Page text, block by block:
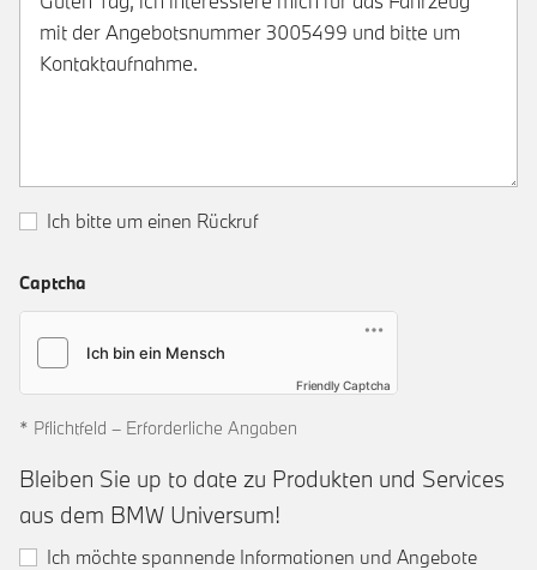
Ich bitte um einen Rückruf
Captcha
Friendly Captcha
* Pflichtfeld – Erforderliche Angaben
Bleiben Sie up to date zu Produkten und Services
aus dem BMW Universum!
Ich möchte spannende Informationen und Angebote